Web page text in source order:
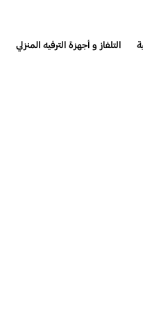
التلفاز و أجهزة الترفيه المنزلي